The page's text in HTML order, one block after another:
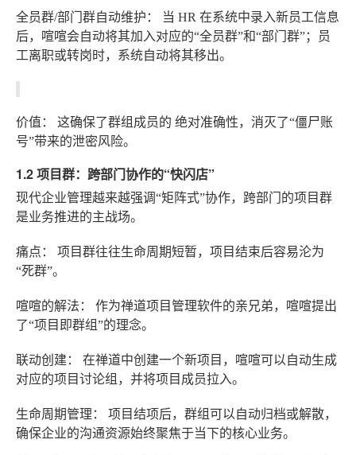
全员群/部门群自动维护：
当 HR 在系统中录入新员工信息
后，喧喧会自动将其加入对应的“全员群”和“部门群”；员
工离职或转岗时，系统自动将其移出。
价值： 这确保了群组成员的 绝对准确性，消灭了“僵尸账
号”带来的泄密风险。
1.2 项目群：跨部门协作的“快闪店”
现代企业管理越来越强调“矩阵式”协作，跨部门的项目群
是业务推进的主战场。
痛点：
项目群往往生命周期短暂，项目结束后容易沦为
“死群”。
喧喧的解法：
作为禅道项目管理软件的亲兄弟，喧喧提出
了“项目即群组”的理念。
联动创建：
在禅道中创建一个新项目，喧喧可以自动生成
对应的项目讨论组，并将项目成员拉入。
生命周期管理：
项目结项后，群组可以自动归档或解散，
确保企业的沟通资源始终聚焦于当下的核心业务。